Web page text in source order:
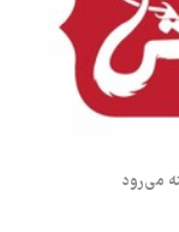
می‌رود